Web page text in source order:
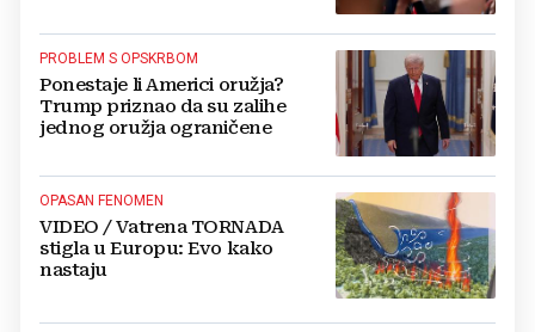
PROBLEM S OPSKRBOM
Ponestaje li Americi oružja?
Trump priznao da su zalihe
jednog oružja ograničene
OPASAN FENOMEN
VIDEO / Vatrena TORNADA
stigla u Europu: Evo kako
nastaju